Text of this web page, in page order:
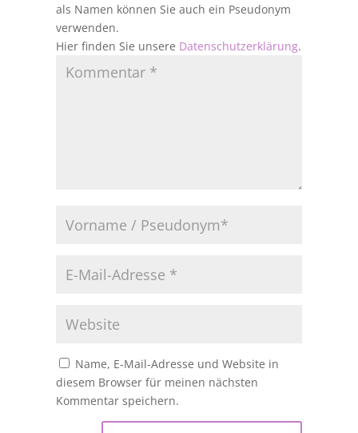
als Namen können Sie auch ein Pseudonym
verwenden.
Hier finden Sie unsere Datenschutzerklärung.
Name, E-Mail-Adresse und Website in
diesem Browser für meinen nächsten
Kommentar speichern.